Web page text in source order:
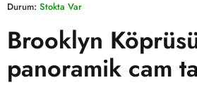
Durum: Stokta Var
Brooklyn
panoramik cam